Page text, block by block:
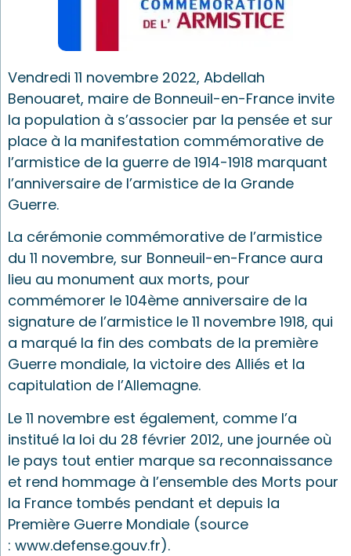
Vendredi 11 novembre 2022, Abdellah
Benouaret, maire de Bonneuil-en-France invite
la population à s’associer par la pensée et sur
place à la manifestation commémorative de
l’armistice de la guerre de 1914-1918 marquant
l’anniversaire de l’armistice de la Grande
Guerre.
La cérémonie commémorative de l’armistice
du 11 novembre, sur Bonneuil-en-France aura
lieu au monument aux morts, pour
commémorer le 104ème anniversaire de la
signature de l’armistice le 11 novembre 1918, qui
a marqué la fin des combats de la première
Guerre mondiale, la victoire des Alliés et la
capitulation de l’Allemagne.
Le 11 novembre est également, comme l’a
institué la loi du 28 février 2012, une journée où
le pays tout entier marque sa reconnaissance
et rend hommage à l’ensemble des Morts pour
la France tombés pendant et depuis la
Première Guerre Mondiale (source
: www.defense.gouv.fr).